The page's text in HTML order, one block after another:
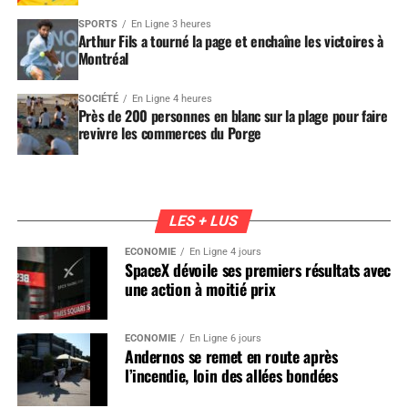
SPORTS En Ligne 3 heures
Arthur Fils a tourné la page et enchaîne les victoires à
Montréal
SOCIÉTÉ En Ligne 4 heures
Près de 200 personnes en blanc sur la plage pour faire
revivre les commerces du Porge
LES + LUS
ÉCONOMIE En Ligne 4 jours
SpaceX dévoile ses premiers résultats avec
une action à moitié prix
ÉCONOMIE En Ligne 6 jours
Andernos se remet en route après
l’incendie, loin des allées bondées